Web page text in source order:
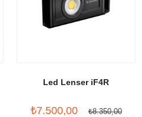
Led Lenser iF4R
₺7.500,00 ₺8.350,00